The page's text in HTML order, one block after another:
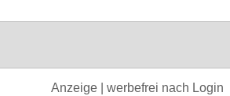
Anzeige | werbefrei nach Login